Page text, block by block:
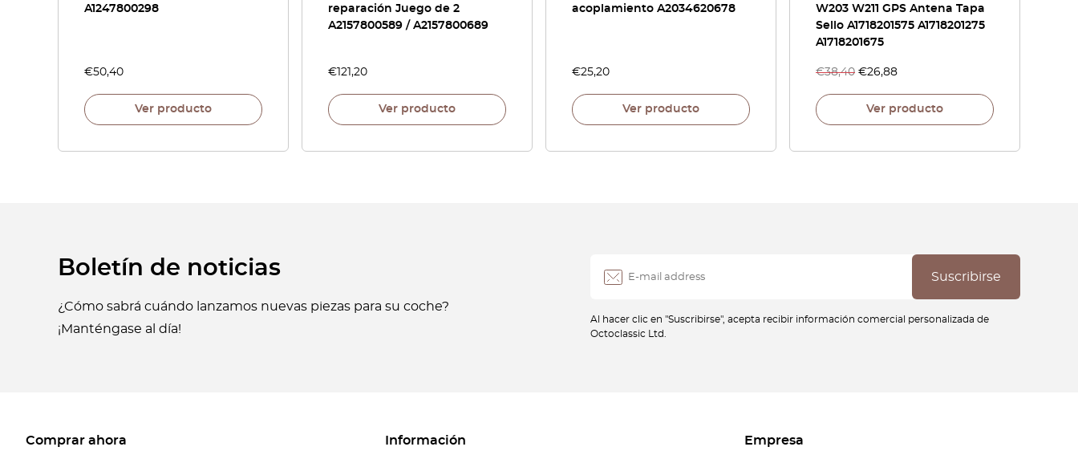
A1247800298
€50,40
Ver producto
reparación Juego de 2
A2157800589 / A2157800689
€ 121,20
Ver producto
acoplamiento A2034620678
€25,20
Ver producto
W203 W211 GPS Antena Tapa
Sello A1718201575 A1718201275
A1718201675
€38,40 €26,88
Ver producto
Boletín de noticias
¿Cómo sabrá cuándo lanzamos nuevas piezas para su coche?
¡Manténgase al día!
Al hacer clic en "Suscribirse", acepta recibir información comercial personalizada de
Octoclassic Ltd.
Comprar ahora Información Empresa